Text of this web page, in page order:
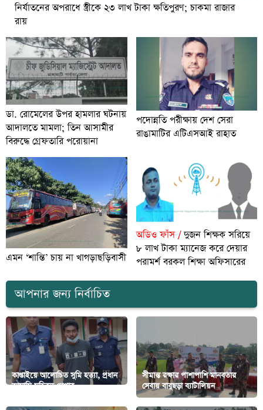
নির্যাতনের অপরাধে স্ত্রীকে ২৩ লাখ টাকা ক্ষতিপুরণ; চাকমা রাজার
রায়
ডা. রোমেলের উপর হামলার ঘটনায়
আদালতে মামলা; তিন আসামীর
বিরুদ্ধে গ্রেফতারি পরোয়ানা
পদোন্নতি পরীক্ষায় দেশ সেরা
রাঙামাটির এটিএসআই রাহাত
এমন ‘শান্তি’ চায় না খাগড়াছড়িবাসী
অডিও ফাঁস /দুজন শিক্ষক সরিয়ে
৮ লাখ টাকা ম্যানেজ করে দেয়ার
পরামর্শ বরকল শিক্ষা অফিসারের
আপনার জন্য নির্বাচিত
কাপ্তাইয়ে আলোচিত সুমি হত্যা, প্রধান
আসামি মহিবুল গ্রেপ্তার
সীমান্ত রক্ষার পাশাপাশি মানবতার
সেবায় বাবুছড়া ব্যাটালিয়ন